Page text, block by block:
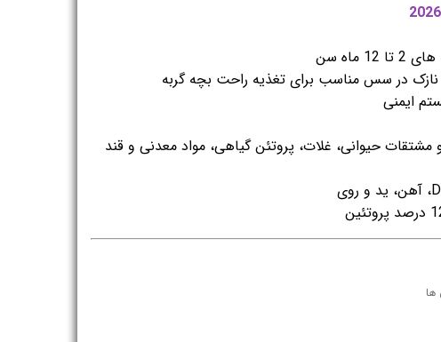
ماه سن
در سس مناسب برای تغذیه راحت بچه گربه
ایمنی
حیوانی، غلات، پروتئن گیاهی، مواد معدنی و قند
ها